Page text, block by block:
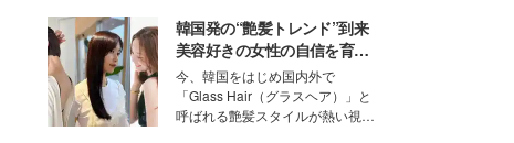
取締役兼クリエイティブディレク
ター・茅野しのぶ。一人ひとりの
個性に寄り添い、魅力を引き出す
衣装作りは、多くの女性たちに勇
気と自信を与え続けている。
韓国発の“艶髪トレンド”到来
美容好きの女性の自信を育む
「ヘアケア事情」って？
今、韓国をはじめ国内外で
「Glass Hair（グラスヘア）」と
呼ばれる艶髪スタイルが熱い視線